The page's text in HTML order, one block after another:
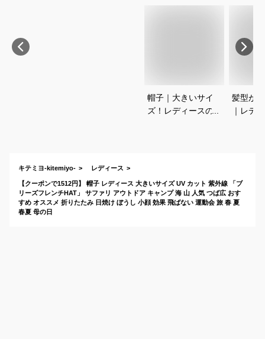
帽子｜大きいサイ
ズ！レディースの人
髪型が
｜レデ
キテミヨ-kitemiyo- レディース
【クーポンで1512円】 帽子 レディース 大きいサイズ UV カット 紫外線 「ブ
リーズフレンチHAT」 サファリ アウトドア キャンプ 海 山 人気 つば広 おす
すめ オススメ 折りたたみ 日焼け ぼうし 小顔 効果 飛ばない 運動会 旅 春 夏
春夏 母の日